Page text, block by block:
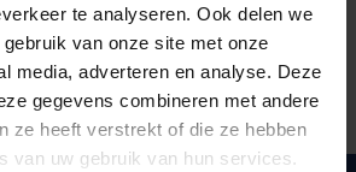
te analyseren. Ook delen we
van onze site met onze
media, adverteren en analyse. Deze
gegevens combineren met andere
ze heeft verstrekt of die ze hebben
van uw gebruik van hun services.